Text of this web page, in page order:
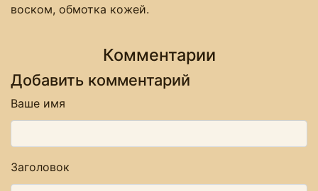
воском, обмотка кожей.
Комментарии
Добавить комментарий
Ваше имя
Заголовок